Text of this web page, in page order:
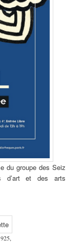
du groupe des Seiz
d’art et des arts